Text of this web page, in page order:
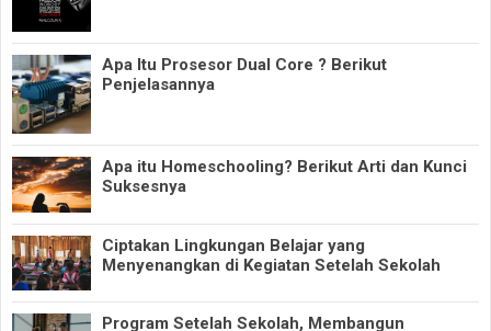
Apa Itu Prosesor Dual Core ? Berikut
Penjelasannya
Apa itu Homeschooling? Berikut Arti dan Kunci
Suksesnya
Ciptakan Lingkungan Belajar yang
Menyenangkan di Kegiatan Setelah Sekolah
Program Setelah Sekolah, Membangun